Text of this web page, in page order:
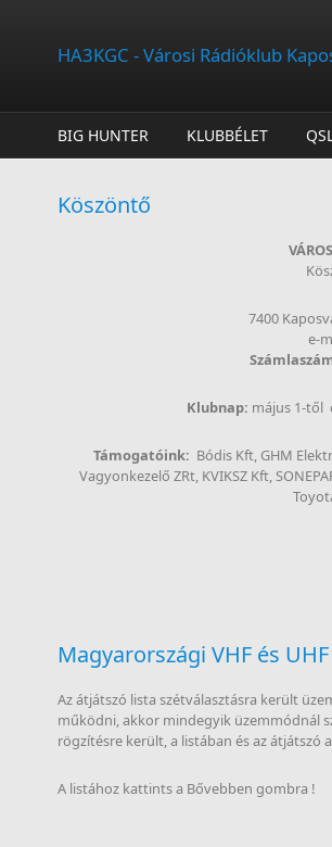
HA3KGC - Városi Rádióklub
BIG HUNTER KLUBBÉLET
Köszöntő
7400
e-
Klubnap: május 1-től
Támogatóink: Bódis Kft, GHM
Vagyonkezelő ZRt, KVIKSZ Kft,
Magyarországi VHF és
Az átjátszó lista szétválasztásra került
működni, akkor mindegyik üzemmódnál
rögzítésre került, a listában és az átjátszó
A listához kattints a Bővebben gombra !